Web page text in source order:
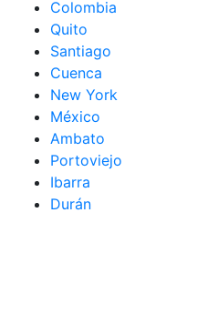
Colombia
Quito
Santiago
Cuenca
New York
México
Ambato
Portoviejo
Ibarra
Durán